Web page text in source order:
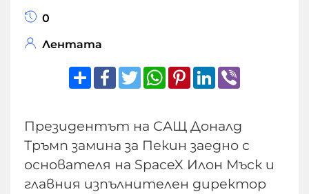
0
Лентата
ShareFacebook
TwitterWhatsApp
Pinterest
LinkedIn
Президентът на САЩ Доналд
Тръмп замина за Пекин заедно с
основателя на SpaceX Илон Мъск и
главния изпълнителен директор